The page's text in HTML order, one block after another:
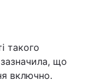
такого
що
включно.